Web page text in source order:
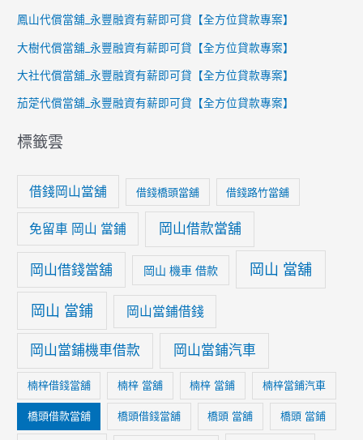
鳳山代償當舖_永豐融資有薪即可貸【全方位貸款專案】
大樹代償當舖_永豐融資有薪即可貸【全方位貸款專案】
大社代償當舖_永豐融資有薪即可貸【全方位貸款專案】
茄萣代償當舖_永豐融資有薪即可貸【全方位貸款專案】
標籤雲
借錢岡山當舖 借錢橋頭當舖 借錢路竹當舖
免留車 岡山 當鋪 岡山借款當舖
岡山借錢當舖 岡山 機車 借款 岡山 當舖
岡山 當鋪 岡山當鋪借錢
岡山當鋪機車借款 岡山當鋪汽車
楠梓借錢當舖 楠梓 當舖 楠梓 當鋪 楠梓當鋪汽車
橋頭借款當舖 橋頭借錢當舖 橋頭 當舖 橋頭 當鋪